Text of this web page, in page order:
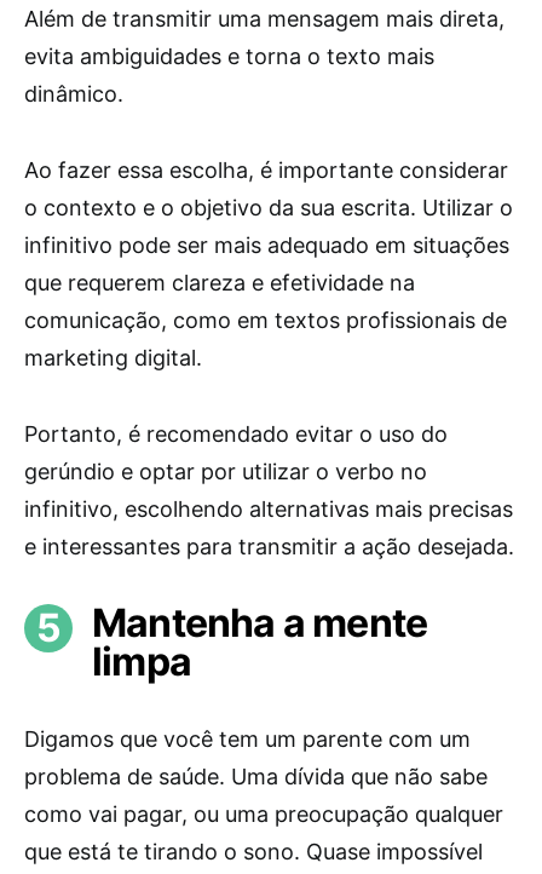
Além de transmitir uma mensagem mais direta,
evita ambiguidades e torna o texto mais
dinâmico.
Ao fazer essa escolha, é importante considerar
o contexto e o objetivo da sua escrita. Utilizar o
infinitivo pode ser mais adequado em situações
que requerem clareza e efetividade na
comunicação, como em textos profissionais de
marketing digital.
Portanto, é recomendado evitar o uso do
gerúndio e optar por utilizar o verbo no
infinitivo, escolhendo alternativas mais precisas
e interessantes para transmitir a ação desejada.
Mantenha a mente
limpa
Digamos que você tem um parente com um
problema de saúde. Uma dívida que não sabe
como vai pagar, ou uma preocupação qualquer
que está te tirando o sono. Quase impossível